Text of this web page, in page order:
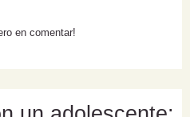
en comentar!